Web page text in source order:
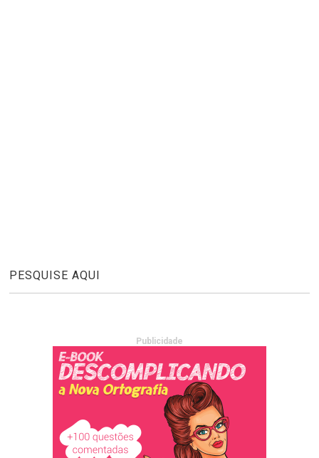
PESQUISE AQUI
Publicidade